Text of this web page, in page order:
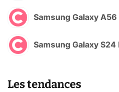
Samsung Galaxy A56
Samsung Galaxy S24
Les tendances